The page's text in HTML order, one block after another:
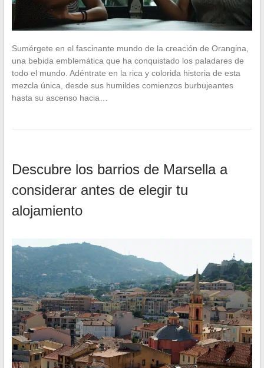
Sumérgete en el fascinante mundo de la creación de Orangina,
una bebida emblemática que ha conquistado los paladares de
todo el mundo. Adéntrate en la rica y colorida historia de esta
mezcla única, desde sus humildes comienzos burbujeantes
hasta su ascenso hacia…
Descubre los barrios de Marsella a
considerar antes de elegir tu
alojamiento